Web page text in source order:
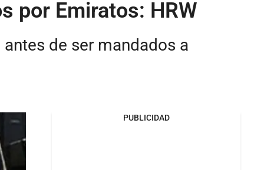
por Emiratos: HRW
de ser mandados a
PUBLICIDAD